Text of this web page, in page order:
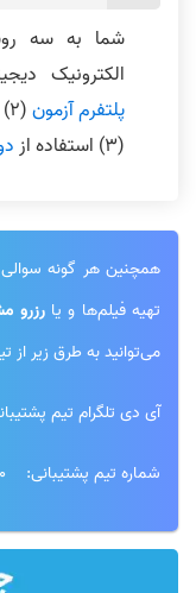
شما به سه
الکترونیک
پلتفرم آزمون
(۳) استفاده از
همچنین هر گونه سوالی
تهیه فیلم‌ها و یارزرو
می‌توانید به طرق زیر از
آی دی تلگرام تیم
شماره تیم پشتیبانی: